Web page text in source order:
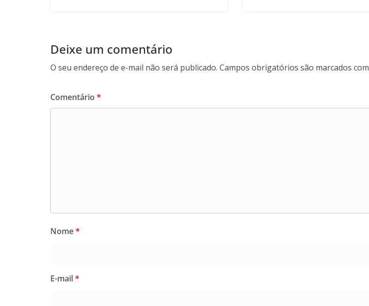
Deixe um comentário
O seu endereço de e-mail não será publicado. Campos obrigatórios são marcados com
Comentário *
Nome*
E-mail*